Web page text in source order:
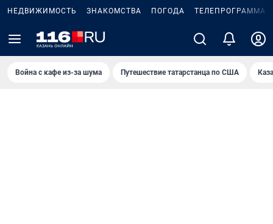
НЕДВИЖИМОСТЬ ЗНАКОМСТВА ПОГОДА ТЕЛЕПРОГРАММА
Война с кафе из-за шума Путешествие татарстанца по США